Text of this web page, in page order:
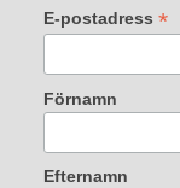
E-postadress *
Förnamn
Efternamn